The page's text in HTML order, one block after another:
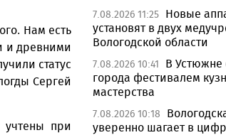
Нам есть
и древними
статус
Сергей
учтены при
7.08.2026 11:25 Новые
установят в двух
Вологодской области
7.08.2026 10:41
В Устюжне
города фестивалем
мастерства
7.08.2026 10:18
уверенно шагает в